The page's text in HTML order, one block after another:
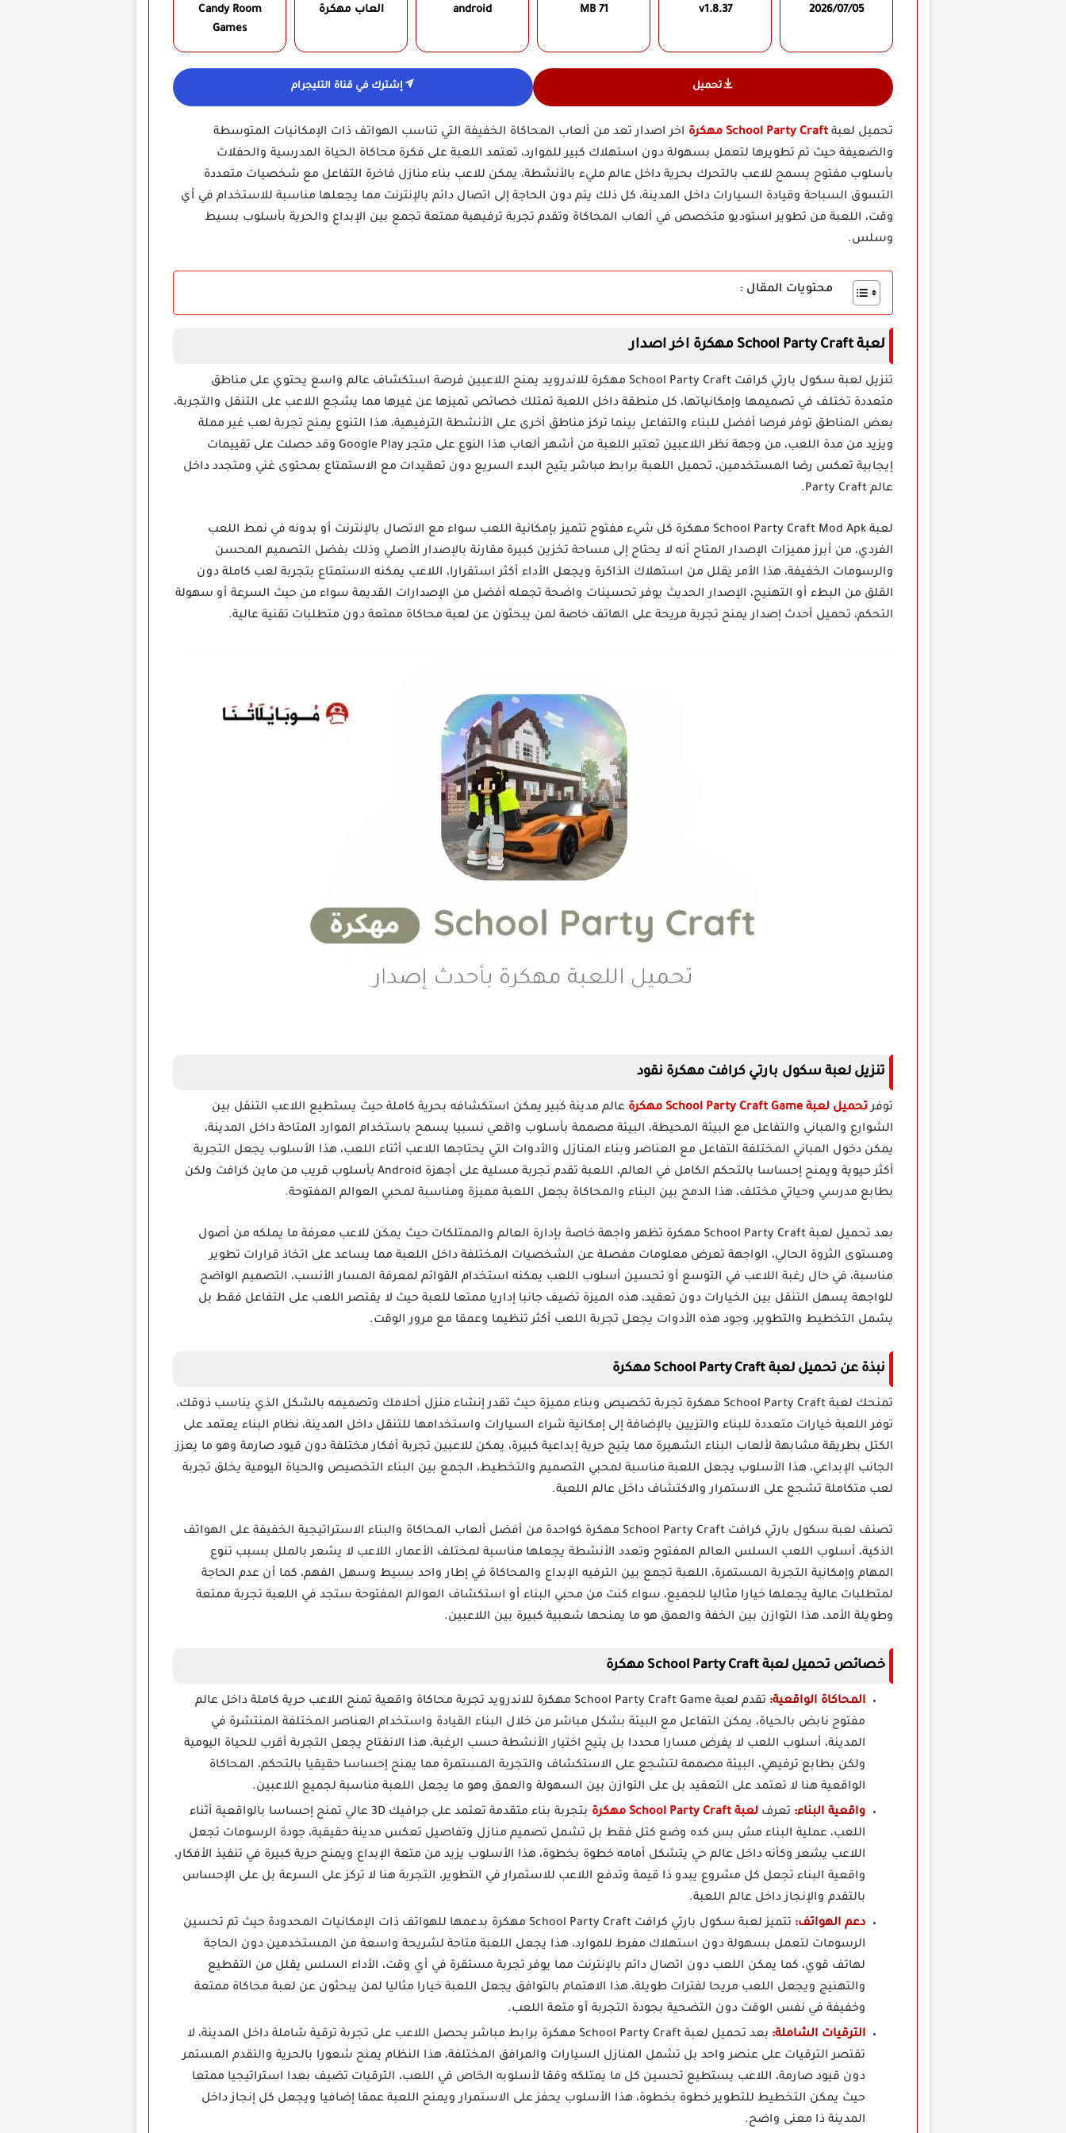
2026/07/05
v1.8.37
71 MB
android العاب مهكرة
Candy Room
Games‏
تحميل إشترك في قناة التليجرام
تحميل لعبة School Party Craft مهكرة
اخر اصدار تعد من ألعاب المحاكاة الخفيفة التي تناسب الهواتف ذات الإمكانيات المتوسطة
والضعيفة حيث تم تطويرها لتعمل بسهولة دون استهلاك كبير للموارد، تعتمد اللعبة على فكرة محاكاة الحياة المدرسية والحفلات
بأسلوب مفتوح يسمح للاعب بالتحرك بحرية داخل عالم مليء بالأنشطة، يمكن للاعب بناء منازل فاخرة التفاعل مع شخصيات متعددة
التسوق السباحة وقيادة السيارات داخل المدينة، كل ذلك يتم دون الحاجة إلى اتصال دائم بالإنترنت مما يجعلها مناسبة للاستخدام في أي
وقت، اللعبة من تطوير استوديو متخصص في ألعاب المحاكاة وتقدم تجربة ترفيهية ممتعة تجمع بين الإبداع والحرية بأسلوب بسيط
وسلس.
محتويات المقال :
لعبة School Party Craft مهكرة اخر اصدار
تنزيل لعبة سكول بارتي كرافت School Party Craft مهكرة للاندرويد يمنح اللاعبين فرصة استكشاف عالم واسع يحتوي على مناطق
متعددة تختلف في تصميمها وإمكانياتها، كل منطقة داخل اللعبة تمتلك خصائص تميزها عن غيرها مما يشجع اللاعب على التنقل والتجربة،
بعض المناطق توفر فرصا أفضل للبناء والتفاعل بينما تركز مناطق أخرى على الأنشطة الترفيهية، هذا التنوع يمنح تجربة لعب غير مملة
ويزيد من مدة اللعب، من وجهة نظر اللاعبين تعتبر اللعبة من أشهر ألعاب هذا النوع على متجر Google Play وقد حصلت على تقييمات
إيجابية تعكس رضا المستخدمين، تحميل اللعبة برابط مباشر يتيح البدء السريع دون تعقيدات مع الاستمتاع بمحتوى غني ومتجدد داخل
عالم Party Craft.
لعبة School Party Craft Mod Apk مهكرة كل شيء مفتوح تتميز بإمكانية اللعب سواء مع الاتصال بالإنترنت أو بدونه في نمط اللعب
الفردي، من أبرز مميزات الإصدار المتاح أنه لا يحتاج إلى مساحة تخزين كبيرة مقارنة بالإصدار الأصلي وذلك بفضل التصميم المحسن
والرسومات الخفيفة، هذا الأمر يقلل من استهلاك الذاكرة ويجعل الأداء أكثر استقرارا، اللاعب يمكنه الاستمتاع بتجربة لعب كاملة دون
القلق من البطء أو التهنيج، الإصدار الحديث يوفر تحسينات واضحة تجعله أفضل من الإصدارات القديمة سواء من حيث السرعة أو سهولة
التحكم، تحميل أحدث إصدار يمنح تجربة مريحة على الهاتف خاصة لمن يبحثون عن لعبة محاكاة ممتعة دون متطلبات تقنية عالية.
تنزيل لعبة سكول بارتي كرافت مهكرة نقود
توفرتحميل لعبة School Party Craft Game مهكرة
عالم مدينة كبير يمكن استكشافه بحرية كاملة حيث يستطيع اللاعب التنقل بين
الشوارع والمباني والتفاعل مع البيئة المحيطة، البيئة مصممة بأسلوب واقعي نسبيا يسمح باستخدام الموارد المتاحة داخل المدينة،
يمكن دخول المباني المختلفة التفاعل مع العناصر وبناء المنازل والأدوات التي يحتاجها اللاعب أثناء اللعب، هذا الأسلوب يجعل التجربة
أكثر حيوية ويمنح إحساسا بالتحكم الكامل في العالم، اللعبة تقدم تجربة مسلية على أجهزة Android بأسلوب قريب من ماين كرافت ولكن
بطابع مدرسي وحياتي مختلف، هذا الدمج بين البناء والمحاكاة يجعل اللعبة مميزة ومناسبة لمحبي العوالم المفتوحة.
بعد تحميل لعبة School Party Craft مهكرة تظهر واجهة خاصة بإدارة العالم والممتلكات حيث يمكن للاعب معرفة ما يملكه من أصول
ومستوى الثروة الحالي، الواجهة تعرض معلومات مفصلة عن الشخصيات المختلفة داخل اللعبة مما يساعد على اتخاذ قرارات تطوير
مناسبة، في حال رغبة اللاعب في التوسع أو تحسين أسلوب اللعب يمكنه استخدام القوائم لمعرفة المسار الأنسب، التصميم الواضح
للواجهة يسهل التنقل بين الخيارات دون تعقيد، هذه الميزة تضيف جانبا إداريا ممتعا للعبة حيث لا يقتصر اللعب على التفاعل فقط بل
يشمل التخطيط والتطوير، وجود هذه الأدوات يجعل تجربة اللعب أكثر تنظيما وعمقا مع مرور الوقت.
نبذة عن تحميل لعبة School Party Craft مهكرة
تمنحك لعبة School Party Craft مهكرة تجربة تخصيص وبناء مميزة حيث تقدر إنشاء منزل أحلامك وتصميمه بالشكل الذي يناسب ذوقك،
توفر اللعبة خيارات متعددة للبناء والتزيين بالإضافة إلى إمكانية شراء السيارات واستخدامها للتنقل داخل المدينة، نظام البناء يعتمد على
الكتل بطريقة مشابهة لألعاب البناء الشهيرة مما يتيح حرية إبداعية كبيرة، يمكن للاعبين تجربة أفكار مختلفة دون قيود صارمة وهو ما يعزز
الجانب الإبداعي، هذا الأسلوب يجعل اللعبة مناسبة لمحبي التصميم والتخطيط، الجمع بين البناء التخصيص والحياة اليومية يخلق تجربة
لعب متكاملة تشجع على الاستمرار والاكتشاف داخل عالم اللعبة.
تصنف لعبة سكول بارتي كرافت School Party Craft مهكرة كواحدة من أفضل ألعاب المحاكاة والبناء الاستراتيجية الخفيفة على الهواتف
الذكية، أسلوب اللعب السلس العالم المفتوح وتعدد الأنشطة يجعلها مناسبة لمختلف الأعمار، اللاعب لا يشعر بالملل بسبب تنوع
المهام وإمكانية التجربة المستمرة، اللعبة تجمع بين الترفيه الإبداع والمحاكاة في إطار واحد بسيط وسهل الفهم، كما أن عدم الحاجة
لمتطلبات عالية يجعلها خيارا مثاليا للجميع، سواء كنت من محبي البناء أو استكشاف العوالم المفتوحة ستجد في اللعبة تجربة ممتعة
وطويلة الأمد، هذا التوازن بين الخفة والعمق هو ما يمنحها شعبية كبيرة بين اللاعبين.
خصائص تحميل لعبة School Party Craft مهكرة
المحاكاة الواقعية:
تقدم لعبة School Party Craft Game مهكرة للاندرويد تجربة محاكاة واقعية تمنح اللاعب حرية كاملة داخل عالم
مفتوح نابض بالحياة، يمكن التفاعل مع البيئة بشكل مباشر من خلال البناء القيادة واستخدام العناصر المختلفة المنتشرة في
المدينة، أسلوب اللعب لا يفرض مسارا محددا بل يتيح اختيار الأنشطة حسب الرغبة، هذا الانفتاح يجعل التجربة أقرب للحياة اليومية
ولكن بطابع ترفيهي، البيئة مصممة لتشجع على الاستكشاف والتجربة المستمرة مما يمنح إحساسا حقيقيا بالتحكم، المحاكاة
الواقعية هنا لا تعتمد على التعقيد بل على التوازن بين السهولة والعمق وهو ما يجعل اللعبة مناسبة لجميع اللاعبين.
واقعية البناء: تعرف لعبة School Party Craft مهكرة
بتجربة بناء متقدمة تعتمد على جرافيك 3D عالي تمنح إحساسا بالواقعية أثناء
اللعب، عملية البناء مش بس كده وضع كتل فقط بل تشمل تصميم منازل وتفاصيل تعكس مدينة حقيقية، جودة الرسومات تجعل
اللاعب يشعر وكأنه داخل عالم حي يتشكل أمامه خطوة بخطوة، هذا الأسلوب يزيد من متعة الإبداع ويمنح حرية كبيرة في تنفيذ الأفكار،
واقعية البناء تجعل كل مشروع يبدو ذا قيمة وتدفع اللاعب للاستمرار في التطوير، التجربة هنا لا تركز على السرعة بل على الإحساس
بالتقدم والإنجاز داخل عالم اللعبة.
دعم الهواتف:
تتميز لعبة سكول بارتي كرافت School Party Craft مهكرة بدعمها للهواتف ذات الإمكانيات المحدودة حيث تم تحسين
الرسومات لتعمل بسهولة دون استهلاك مفرط للموارد، هذا يجعل اللعبة متاحة لشريحة واسعة من المستخدمين دون الحاجة
لهاتف قوي، كما يمكن اللعب دون اتصال دائم بالإنترنت مما يوفر تجربة مستقرة في أي وقت، الأداء السلس يقلل من التقطيع
والتهنيج ويجعل اللعب مريحا لفترات طويلة، هذا الاهتمام بالتوافق يجعل اللعبة خيارا مثاليا لمن يبحثون عن لعبة محاكاة ممتعة
وخفيفة في نفس الوقت دون التضحية بجودة التجربة أو متعة اللعب.
الترقيات الشاملة:
بعد تحميل لعبة School Party Craft مهكرة برابط مباشر يحصل اللاعب على تجربة ترقية شاملة داخل المدينة، لا
تقتصر الترقيات على عنصر واحد بل تشمل المنازل السيارات والمرافق المختلفة، هذا النظام يمنح شعورا بالحرية والتقدم المستمر
دون قيود صارمة، اللاعب يستطيع تحسين كل ما يمتلكه وفقا لأسلوبه الخاص في اللعب، الترقيات تضيف بعدا استراتيجيا ممتعا
حيث يمكن التخطيط للتطوير خطوة بخطوة، هذا الأسلوب يحفز على الاستمرار ويمنح اللعبة عمقا إضافيا ويجعل كل إنجاز داخل
المدينة ذا معنى واضح.